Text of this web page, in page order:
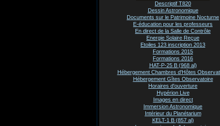
Descriptif T820
Dessin Astronomique
Documents sur le Patrimoine Nocturne
E-éducation pour les professeurs
En direct de la Salle de Contrôle
Energie Solaire Reçue
Etoiles 123 inscription 2013
Formations 2015
Formations 2016
HAT-P-25 B (968 al)
Hébergement Chambres d'Hôtes
Hébergement Gîtes Observatoire
Horaires d'ouverture
Hypérion Live
Images en direct
Immersion Astronomique
Intérieur du Planétarium
KELT-1 B (857 al)